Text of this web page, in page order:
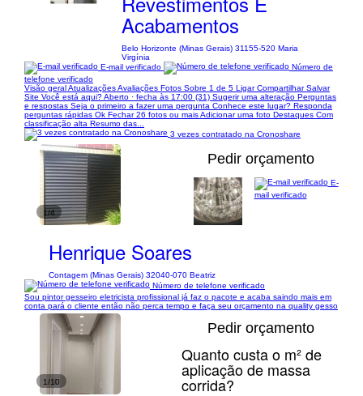
Acabamentos
Belo Horizonte (Minas Gerais) 31155-520 Maria
Virgínia
E-mail verificado
Número de
telefone verificado
Visão geral Atualizações Avaliações Fotos Sobre 1 de 5 Ligar Compartilhar Salvar
Site Você está aqui? Aberto ⋅ fecha às 17:00 (31) Sugerir uma alteração Perguntas
e respostas Seja o primeiro a fazer uma pergunta Conhece este lugar? Responda
perguntas rápidas Ok Fechar 26 fotos ou mais Adicionar uma foto Destaques Com
classificação alta Resumo das...
3 vezes contratado na Cronoshare
1/4
Pedir orçamento
Henrique Soares
Contagem (Minas Gerais) 32040-070 Beatriz
E-
mail verificado
Número de telefone verificado
Sou pintor gesseiro eletricista profissional já faz o pacote e acaba saindo mais em
conta pará o cliente então não perca tempo e faça seu orçamento na quality gesso
1/10
Pedir orçamento
Quanto custa o m² de
aplicação de massa
corrida?